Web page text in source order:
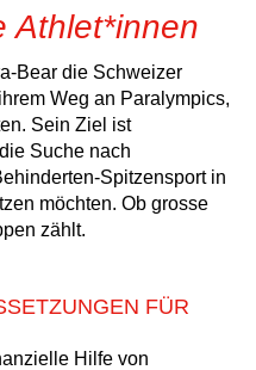
Athlet*innen
Bear die Schweizer
Weg an Paralympics,
Sein Ziel ist
Suche nach
Spitzensport in
möchten. Ob grosse
zählt.
FÜR
Hilfe von